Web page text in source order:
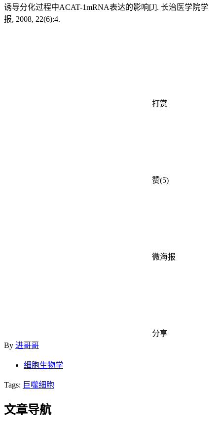
诱导分化过程中ACAT-1mRNA表达的影响[J]. 长治医学院学
报, 2008, 22(6):4.
打赏
赞(5)
微海报
分享
By 进哥哥
细胞生物学
Tags: 巨噬细胞
文章导航